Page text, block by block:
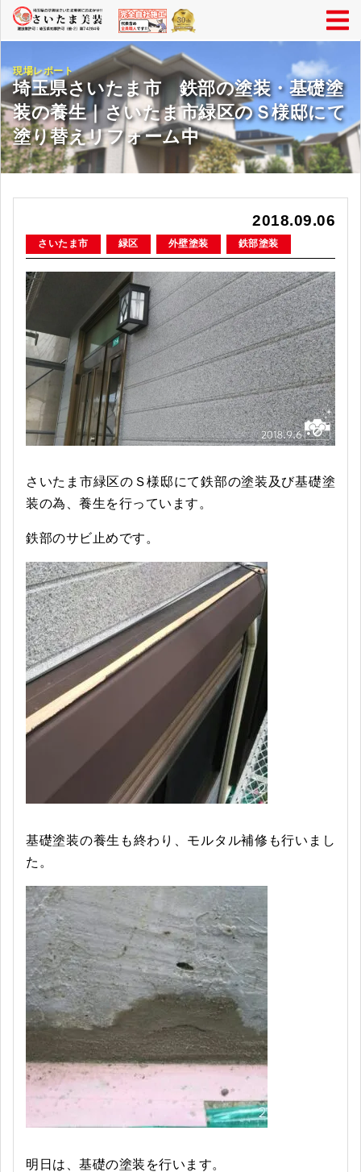
現場レポート
埼玉県さいたま市 鉄部の塗装・基礎塗
装の養生｜さいたま市緑区のＳ様邸にて
塗り替えリフォーム中
2018.09.06
さいたま市 緑区 外壁塗装 鉄部塗装
さいたま市緑区のＳ様邸にて鉄部の塗装及び基礎塗
装の為、養生を行っています。
鉄部のサビ止めです。
基礎塗装の養生も終わり、モルタル補修も行いまし
た。
明日は、基礎の塗装を行います。